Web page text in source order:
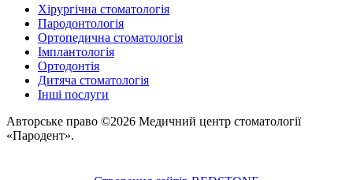
Хірургічна стоматологія
Пародонтологія
Ортопедична стоматологія
Імплантологія
Ортодонтія
Дитяча стоматологія
Інші послуги
Авторське право ©2026 Медичний центр стоматології
«Пародент».